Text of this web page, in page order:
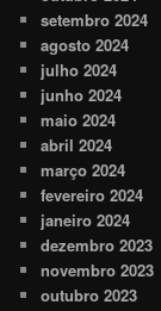
setembro 2024
agosto 2024
julho 2024
junho 2024
maio 2024
abril 2024
março 2024
fevereiro 2024
janeiro 2024
dezembro 2023
novembro 2023
outubro 2023